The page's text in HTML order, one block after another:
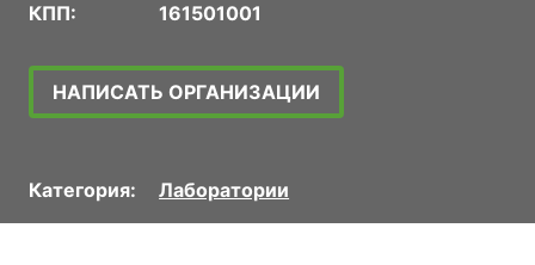
КПП:
161501001
НАПИСАТЬ ОРГАНИЗАЦИИ
Категория: Лаборатории